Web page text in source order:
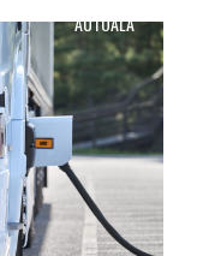
AUTOALA